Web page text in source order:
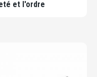
et l'ordre